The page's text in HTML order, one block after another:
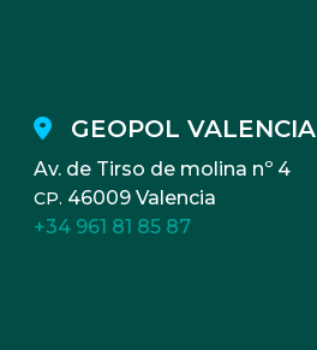
GEOPOL VALENCIA
Av. de Tirso de molina nº 4
CP. 46009 Valencia
+34 961 81 85 87